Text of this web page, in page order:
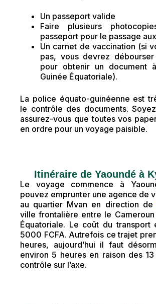
Un passeport valide
Faire plusieurs
passeport pour le passage
Un carnet de vaccination (si
pas, vous devrez
pour obtenir un document
Guinée Équatoriale).
La police équato-guinéenne est
le contrôle des documents.
assurez-vous que toutes vos
en ordre pour un voyage paisible.
Itinéraire de Yaoundé à
Le voyage commence à
pouvez emprunter une agence de
au quartier Mvan en direction de
ville frontalière entre le
Équatoriale. Le coût du transport
5000 FCFA. Autrefois ce trajet
heures, aujourd’hui il faut
environ 5 heures en raison des
contrôle sur l’axe.